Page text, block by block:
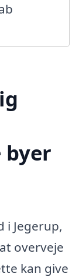
i Jegerup,
overveje
kan give